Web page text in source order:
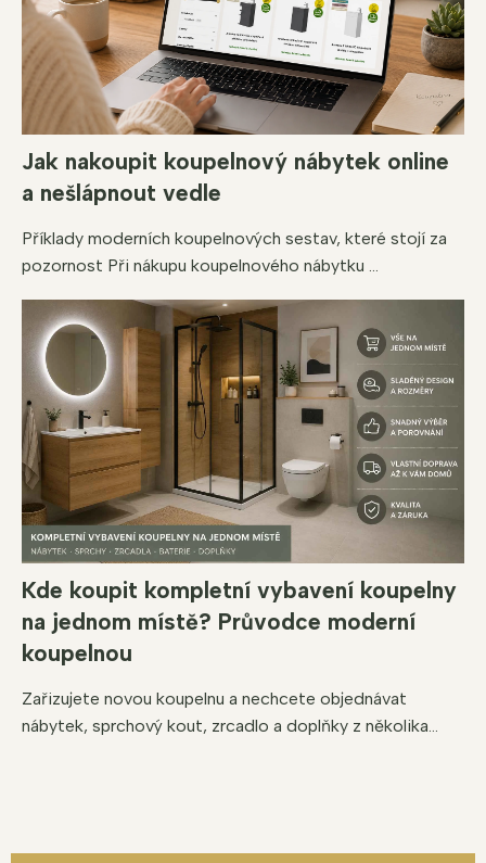
ý
p
i
s
u
Jak nakoupit koupelnový nábytek online
a nešlápnout vedle
Příklady moderních koupelnových sestav, které stojí za
pozornost Při nákupu koupelnového nábytku ...
Kde koupit kompletní vybavení koupelny
na jednom místě? Průvodce moderní
koupelnou
Zařizujete novou koupelnu a nechcete objednávat
nábytek, sprchový kout, zrcadlo a doplňky z několika...